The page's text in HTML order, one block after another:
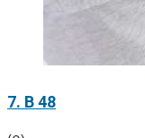
7. B 48